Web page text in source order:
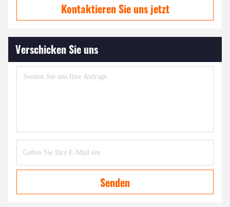
Kontaktieren Sie uns jetzt
Verschicken Sie uns
Senden